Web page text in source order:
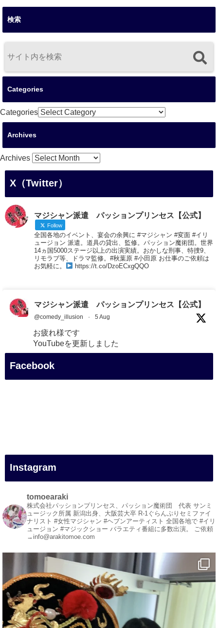
検索
Categories
Categories
Archives
Archives
X（Twitter）
マジシャン派遣 パッションプリンセス【公式】
Follow
全国各地のイベント、宴会の余興に #マジシャン #変面 #イリ
ュージョン 派遣。道具の貸出、監修。パッション魔術団。世界
14ヵ国5000ステージ以上の出演実績。おかしな刑事、特捜9、
リモラブ等、ドラマ監修。#秋葉原 #小田原 お仕事のご依頼は
お気軽に。
https://t.co/DzoECxgQQO
マジシャン派遣 パッションプリンセス【公式】
@comedy_illusion · 5 Aug
お疲れ様です
YouTubeを更新しました
https://youtu.be/9Vo2WgtDLME @YouTube
#旅行
#旅行動画
#一人旅
#観光スポット
#Travel
#ehime
#旅行好きと繋がりたい
5 X
マジシャン派遣 パッションプリンセス【公式】
@comedy_illusion · 4 Aug
Facebook
Instagram
tomoearaki
株式会社パッションプリンセス、パッション魔術団 代表 サンミ
ュージック所属 新潟出身、大阪芸大卒 R-1ぐらんぷりセミファイ
ナリスト #女性マジシャン #ヘブンアーティスト 全国各地で #イリ
ュージョン #マジックショー バラエティ番組に多数出演。 ご依頼
→info@arakitomoe.com